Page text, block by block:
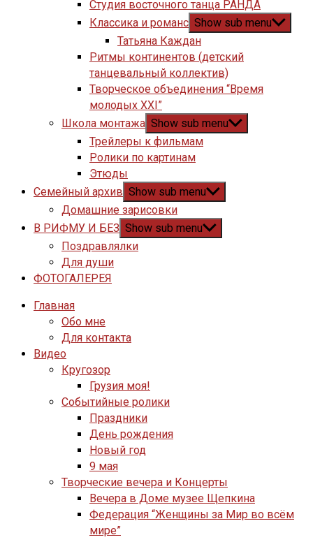
Студия восточного танца РАНДА
Классика и романс Show sub menu
Татьяна Каждан
Ритмы континентов (детский
танцевальный коллектив)
Творческое объединения “Время
молодых XXI”
Школа монтажа Show sub menu
Трейлеры к фильмам
Ролики по картинам
Этюды
Семейный архив Show sub menu
Домашние зарисовки
В РИФМУ И БЕЗ Show sub menu
Поздравлялки
Для души
ФОТОГАЛЕРЕЯ
Главная
Обо мне
Для контакта
Видео
Кругозор
Грузия моя!
Событийные ролики
Праздники
День рождения
Новый год
9 мая
Творческие вечера и Концерты
Вечера в Доме музее Щепкина
Федерация “Женщины за Мир во всём
мире”